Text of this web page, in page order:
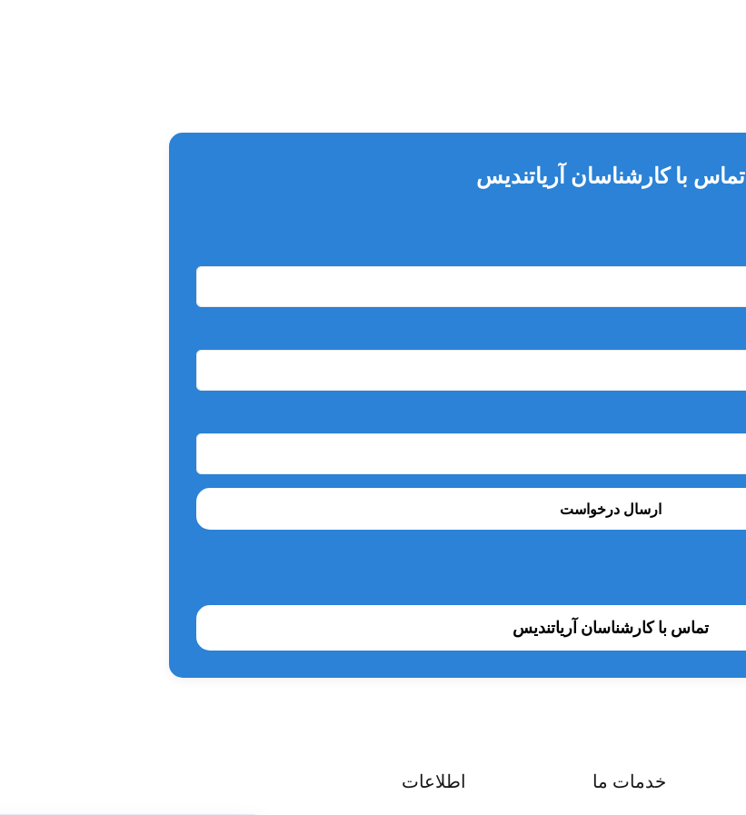
تماس با کارشناسان آریاتندیس
ارسال درخواست
تماس با کارشناسان آریاتندیس
خدمات ما اطلاعات